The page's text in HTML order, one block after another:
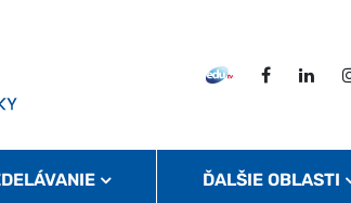
EDU TVFacebook
ĎALŠIE OBLASTI